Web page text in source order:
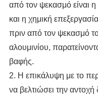
από τον ψεκασμό είναι
και η χημική
πριν από τον ψεκασμό
αλουμινίου,
βαφής.
2. Η επικάλυψη με το
να βελτιώσει την